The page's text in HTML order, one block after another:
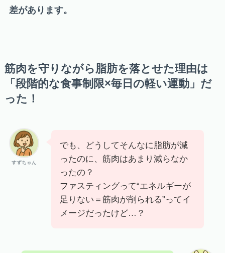
差があります。
筋肉を守りながら脂肪を落とせた理由は
「段階的な食事制限×毎日の軽い運動」だ
った！
すずちゃん
でも、どうしてそんなに脂肪が減
ったのに、筋肉はあまり減らなか
ったの？
ファスティングって“エネルギーが
足りない＝筋肉が削られる”ってイ
メージだったけど…？